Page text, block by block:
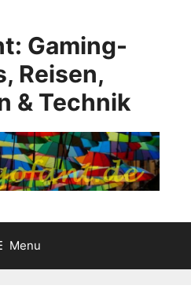
Gaming-
Reisen,
& Technik
Menu